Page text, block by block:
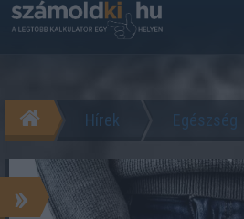
Hírek Egészség
»